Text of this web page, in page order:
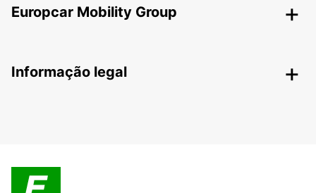
Europcar Mobility Group
Informação legal